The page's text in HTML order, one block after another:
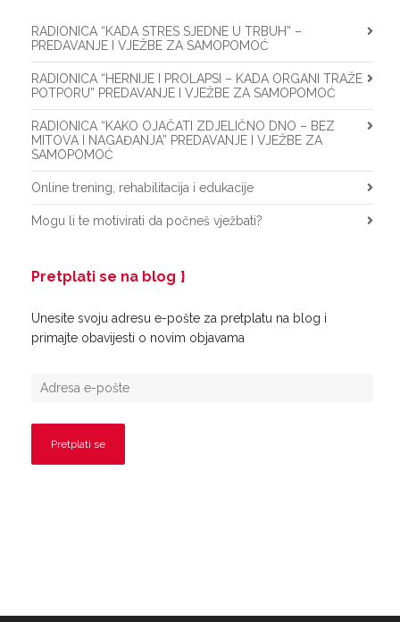
RADIONICA “KADA STRES SJEDNE U TRBUH” –
PREDAVANJE I VJEŽBE ZA SAMOPOMOĆ
RADIONICA “HERNIJE I PROLAPSI – KADA ORGANI TRAŽE
POTPORU” PREDAVANJE I VJEŽBE ZA SAMOPOMOĆ
RADIONICA “KAKO OJAČATI ZDJELIČNO DNO – BEZ
MITOVA I NAGAĐANJA” PREDAVANJE I VJEŽBE ZA
SAMOPOMOĆ
Online trening, rehabilitacija i edukacije
Mogu li te motivirati da počneš vježbati?
Pretplati se na blog
Unesite svoju adresu e-pošte za pretplatu na blog i
primajte obavijesti o novim objavama